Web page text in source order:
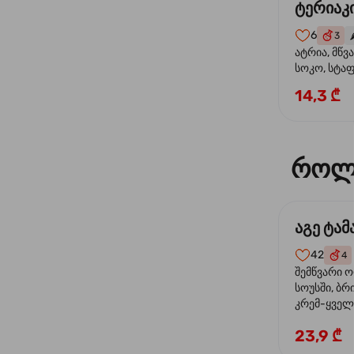
6 3
ატრია,
სოკო,
ტერიაკის
14,3 ₾
აგე
42 4
შემწვარი
სოუსში,
კრემ-
23,9 ₾